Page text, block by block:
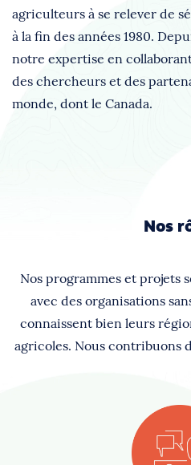
agriculteurs à se relever de
à la fin des années 1980.
notre expertise en
des chercheurs et des
monde, dont le Canada.
Nos
Nos programmes et projets
avec des organisations
connaissent bien leurs
agricoles. Nous contribuons